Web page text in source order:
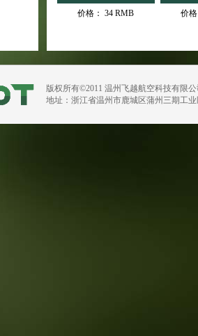
价格： 34 RMB 价
版权所有©2011 温州飞越航空科技有限
地址：浙江省温州市鹿城区蒲州三期工业